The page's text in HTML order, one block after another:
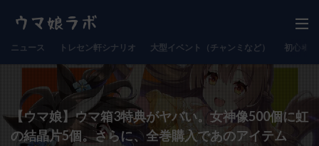
ニュース トレセン軒シナリオ 大型イベント（チャンミなど） 初心者
【ウマ娘】ウマ箱3特典がヤバい。女神像500個に虹
の結晶片5個。さらに、全巻購入であのアイテム